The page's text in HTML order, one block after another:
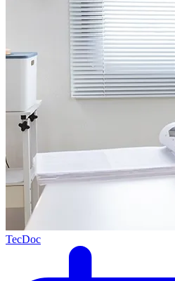
TecDoc